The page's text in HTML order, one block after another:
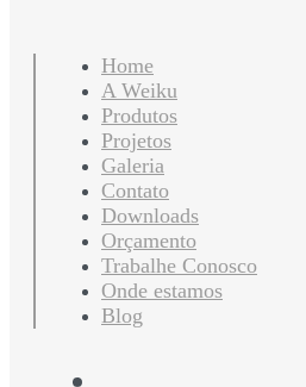
Home
A Weiku
Produtos
Projetos
Galeria
Contato
Downloads
Orçamento
Trabalhe Conosco
Onde estamos
Blog